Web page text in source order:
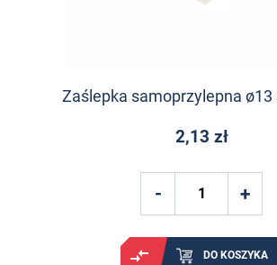
Zaślepka samoprzylepna ø13
2,13 zł
DO KOSZYKA